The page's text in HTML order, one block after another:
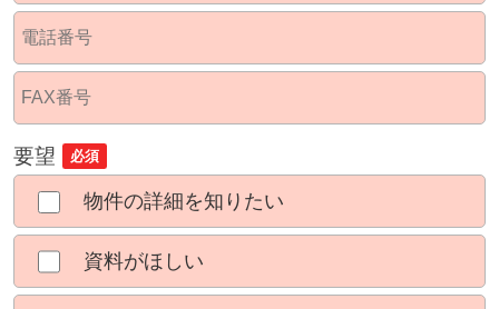
要望 必須
物件の詳細を知りたい
資料がほしい